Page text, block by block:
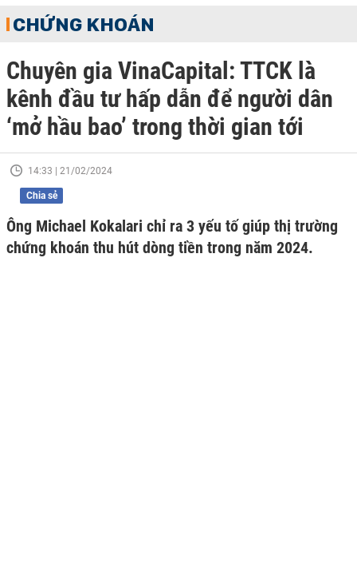
CHỨNG KHOÁN
Chuyên gia VinaCapital: TTCK là
kênh đầu tư hấp dẫn để người dân
‘mở hầu bao’ trong thời gian tới
14:33 | 21/02/2024
Chia sẻ
Ông Michael Kokalari chỉ ra 3 yếu tố giúp thị trường
chứng khoán thu hút dòng tiền trong năm 2024.